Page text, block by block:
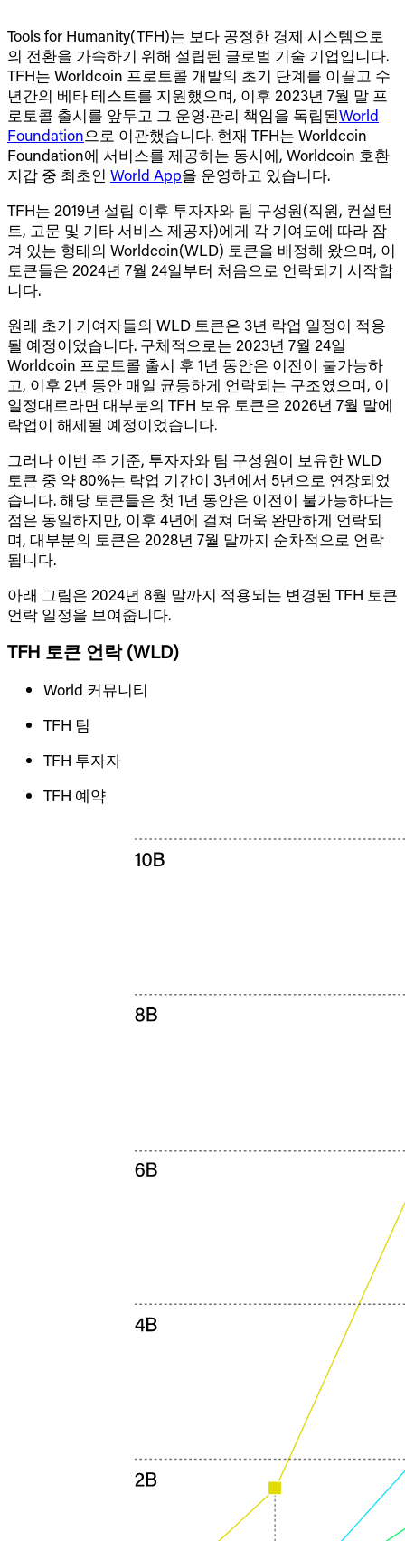
Tools for Humanity(TFH)는 보다 공정한 경제 시스템으로
의 전환을 가속하기 위해 설립된 글로벌 기술 기업입니다.
TFH는 Worldcoin 프로토콜 개발의 초기 단계를 이끌고 수
년간의 베타 테스트를 지원했으며, 이후 2023년 7월 말 프
로토콜 출시를 앞두고 그 운영·관리 책임을 독립된World
Foundation으로 이관했습니다. 현재 TFH는 Worldcoin
Foundation에 서비스를 제공하는 동시에, Worldcoin 호환
지갑 중 최초인 World App을 운영하고 있습니다.
TFH는 2019년 설립 이후 투자자와 팀 구성원(직원, 컨설턴
트, 고문 및 기타 서비스 제공자)에게 각 기여도에 따라 잠
겨 있는 형태의 Worldcoin(WLD) 토큰을 배정해 왔으며, 이
토큰들은 2024년 7월 24일부터 처음으로 언락되기 시작합
니다.
원래 초기 기여자들의 WLD 토큰은 3년 락업 일정이 적용
될 예정이었습니다. 구체적으로는 2023년 7월 24일
Worldcoin 프로토콜 출시 후 1년 동안은 이전이 불가능하
고, 이후 2년 동안 매일 균등하게 언락되는 구조였으며, 이
일정대로라면 대부분의 TFH 보유 토큰은 2026년 7월 말에
락업이 해제될 예정이었습니다.
그러나 이번 주 기준, 투자자와 팀 구성원이 보유한 WLD
토큰 중 약 80%는 락업 기간이 3년에서 5년으로 연장되었
습니다. 해당 토큰들은 첫 1년 동안은 이전이 불가능하다는
점은 동일하지만, 이후 4년에 걸쳐 더욱 완만하게 언락되
며, 대부분의 토큰은 2028년 7월 말까지 순차적으로 언락
됩니다.
아래 그림은 2024년 8월 말까지 적용되는 변경된 TFH 토큰
언락 일정을 보여줍니다.
TFH 토큰 언락 (WLD)
World 커뮤니티
TFH 팀
TFH 투자자
TFH 예약